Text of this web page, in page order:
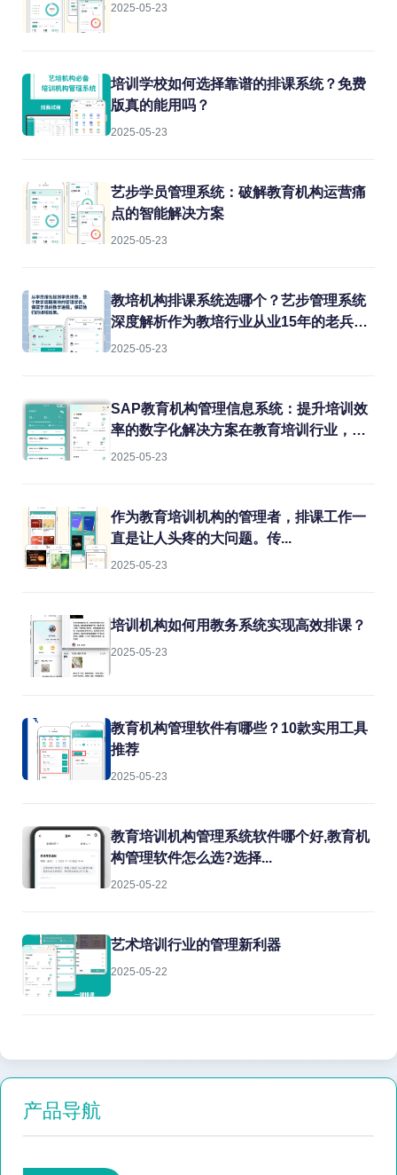
2025-05-23
培训学校如何选择靠谱的排课系统？免费
版真的能用吗？
2025-05-23
艺步学员管理系统：破解教育机构运营痛
点的智能解决方案
2025-05-23
教培机构排课系统选哪个？艺步管理系统
深度解析作为教培行业从业15年的老兵，
我见过太多机构在教务管理上栽跟头。排
结合实战经验，聊聊如何用专业系统解决
这些难题。
2025-05-23
SAP教育机构管理信息系统：提升培训效
率的数字化解决方案在教育培训行业，机
构常常面临课程管理混乱、学员信息分
SAP教育机构管理信息系统正是为解决这
些问题而生的专业工具。
2025-05-23
作为教育培训机构的管理者，排课工作一
直是让人头疼的大问题。传...
2025-05-23
培训机构如何用教务系统实现高效排课？
2025-05-23
教育机构管理软件有哪些？10款实用工具
推荐
2025-05-23
教育培训机构管理系统软件哪个好,教育机
构管理软件怎么选?选择...
2025-05-22
艺术培训行业的管理新利器
2025-05-22
产品导航